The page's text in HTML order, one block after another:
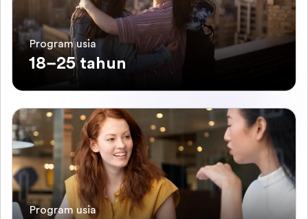
Program usia
18–25 tahun
Program usia